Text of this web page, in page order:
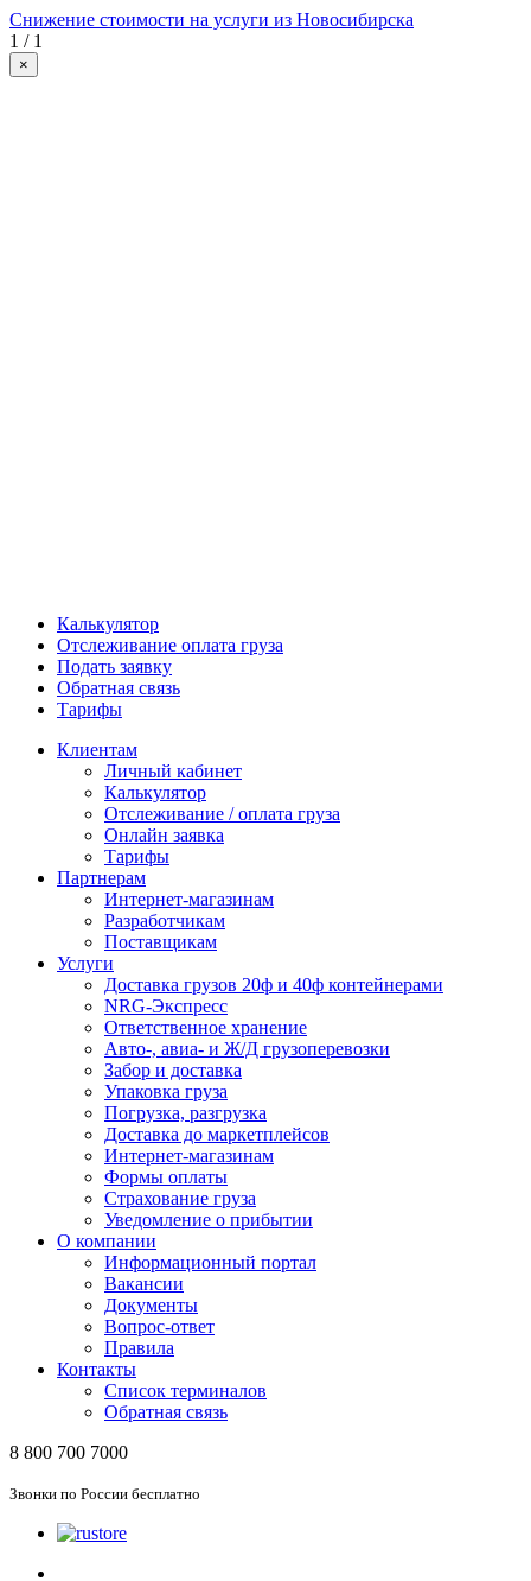
Снижение стоимости на услуги из Новосибирска
1 / 1
×
Калькулятор
Отслеживание оплата груза
Подать заявку
Обратная связь
Тарифы
Клиентам
Личный кабинет
Калькулятор
Отслеживание / оплата груза
Онлайн заявка
Тарифы
Партнерам
Интернет-магазинам
Разработчикам
Поставщикам
Услуги
Доставка грузов 20ф и 40ф контейнерами
NRG-Экспресс
Ответственное хранение
Авто-, авиа- и Ж/Д грузоперевозки
Забор и доставка
Упаковка груза
Погрузка, разгрузка
Доставка до маркетплейсов
Интернет-магазинам
Формы оплаты
Страхование груза
Уведомление о прибытии
О компании
Информационный портал
Вакансии
Документы
Вопрос-ответ
Правила
Контакты
Список терминалов
Обратная связь
8 800 700 7000
Звонки по России бесплатно